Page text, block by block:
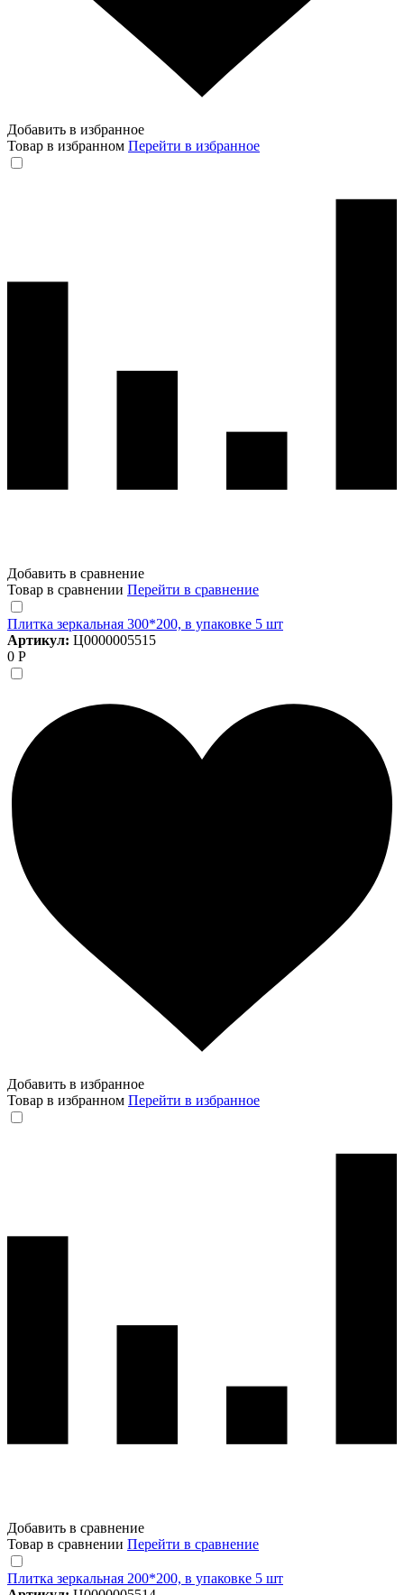
Добавить в избранное
Товар в избранном Перейти в избранное
Добавить в сравнение
Товар в сравнении Перейти в сравнение
Плитка зеркальная 300*200, в упаковке 5 шт
Артикул: Ц0000005515
0 Р
Добавить в избранное
Товар в избранном Перейти в избранное
Добавить в сравнение
Товар в сравнении Перейти в сравнение
Плитка зеркальная 200*200, в упаковке 5 шт